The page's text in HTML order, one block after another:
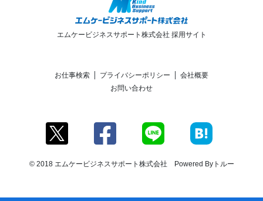
エムケービジネスサポート株式会社 採用サイト
お仕事検索 プライバシーポリシー
会社概要
お問い合わせ
© 2018 エムケービジネスサポート株式会社 Powered Byトルー